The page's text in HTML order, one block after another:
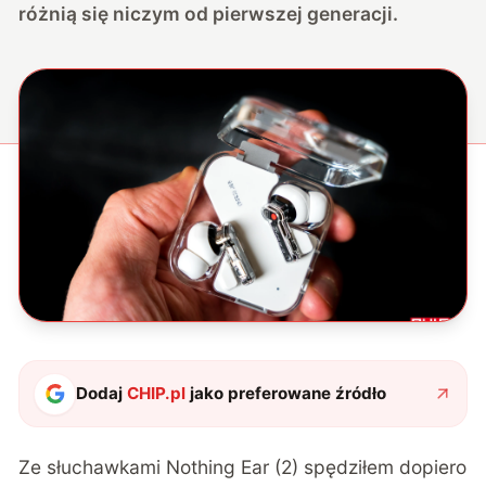
różnią się niczym od pierwszej generacji.
DodajCHIP.pl jako preferowane źródło
Ze słuchawkami Nothing Ear (2) spędziłem dopiero